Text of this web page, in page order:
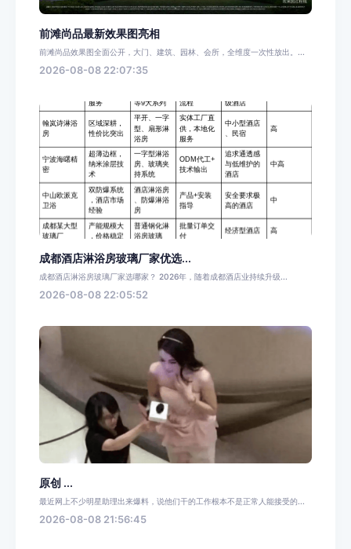
前滩尚品最新效果图亮相
前滩尚品效果图全面公开，大门、建筑、园林、会所，全维度一次性放出。...
2026-08-08 22:07:35
成都酒店淋浴房玻璃厂家优选...
成都酒店淋浴房玻璃厂家选哪家？ 2026年，随着成都酒店业持续升级...
2026-08-08 22:05:52
原创 ...
最近网上不少明星助理出来爆料，说他们干的工作根本不是正常人能接受的...
2026-08-08 21:56:45